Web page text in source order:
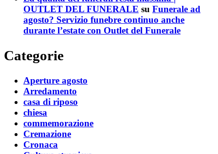
OUTLET DEL FUNERALE su Funerale ad
agosto? Servizio funebre continuo anche
durante l’estate con Outlet del Funerale
Categorie
Aperture agosto
Arredamento
casa di riposo
chiesa
commemorazione
Cremazione
Cronaca